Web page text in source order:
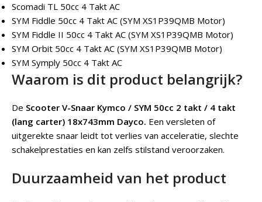
Scomadi TL 50cc 4 Takt AC
SYM Fiddle 50cc 4 Takt AC (SYM XS1P39QMB Motor)
SYM Fiddle II 50cc 4 Takt AC (SYM XS1P39QMB Motor)
SYM Orbit 50cc 4 Takt AC (SYM XS1P39QMB Motor)
SYM Symply 50cc 4 Takt AC
Waarom is dit product belangrijk?
De Scooter V-Snaar Kymco / SYM 50cc 2 takt / 4 takt
(lang carter) 18x743mm Dayco. Een versleten of
uitgerekte snaar leidt tot verlies van acceleratie, slechte
schakelprestaties en kan zelfs stilstand veroorzaken.
Duurzaamheid van het product